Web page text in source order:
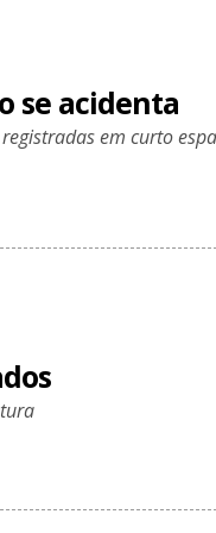
se acidenta
em curto